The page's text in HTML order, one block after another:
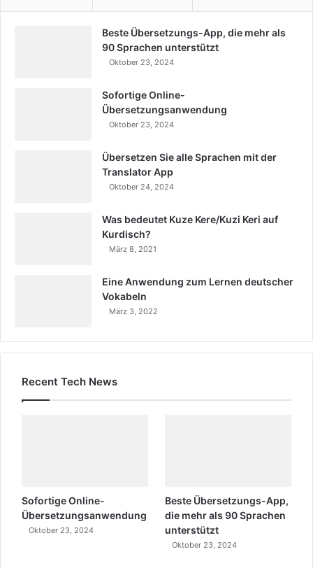
Beste Übersetzungs-App, die mehr als
90 Sprachen unterstützt
Oktober 23, 2024
Sofortige Online-
Übersetzungsanwendung
Oktober 23, 2024
Übersetzen Sie alle Sprachen mit der
Translator App
Oktober 24, 2024
Was bedeutet Kuze Kere/Kuzi Keri auf
Kurdisch?
März 8, 2021
Eine Anwendung zum Lernen deutscher
Vokabeln
März 3, 2022
Recent Tech News
Sofortige Online-
Übersetzungsanwendung
Oktober 23, 2024
Beste Übersetzungs-App,
die mehr als 90 Sprachen
unterstützt
Oktober 23, 2024